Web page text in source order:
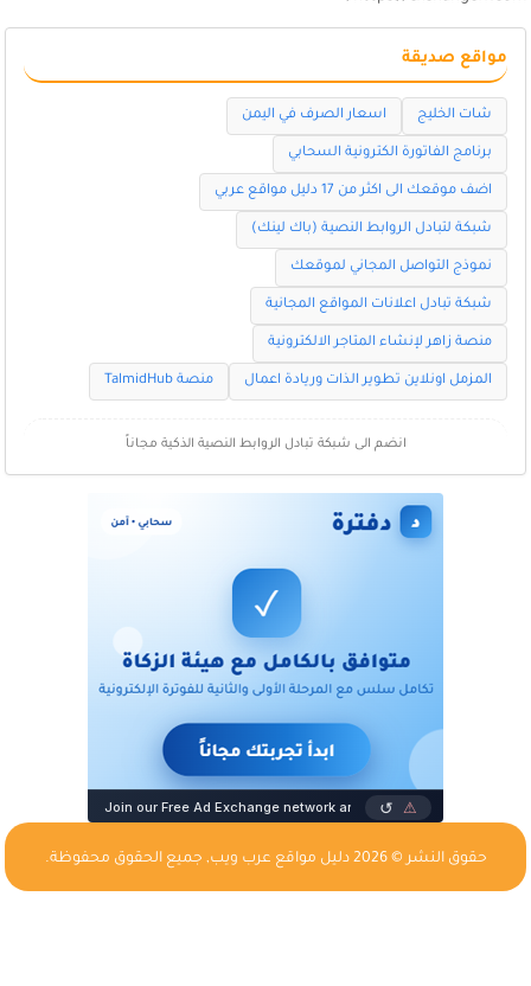
مواقع صديقة
شات الخليج اسعار الصرف في اليمن
برنامج الفاتورة الكترونية السحابي
اضف موقعك الى اكثر من 17 دليل مواقع عربي
شبكة لتبادل الروابط النصية (باك لينك)
نموذج التواصل المجاني لموقعك
شبكة تبادل اعلانات المواقع المجانية
منصة زاهر لإنشاء المتاجر الالكترونية
المزمل اونلاين تطوير الذات وريادة اعمال منصة TalmidHub
انضم الى شبكة تبادل الروابط النصية الذكية مجاناً
حقوق النشر © 2026 دليل مواقع عرب ويب, جميع الحقوق محفوظة.